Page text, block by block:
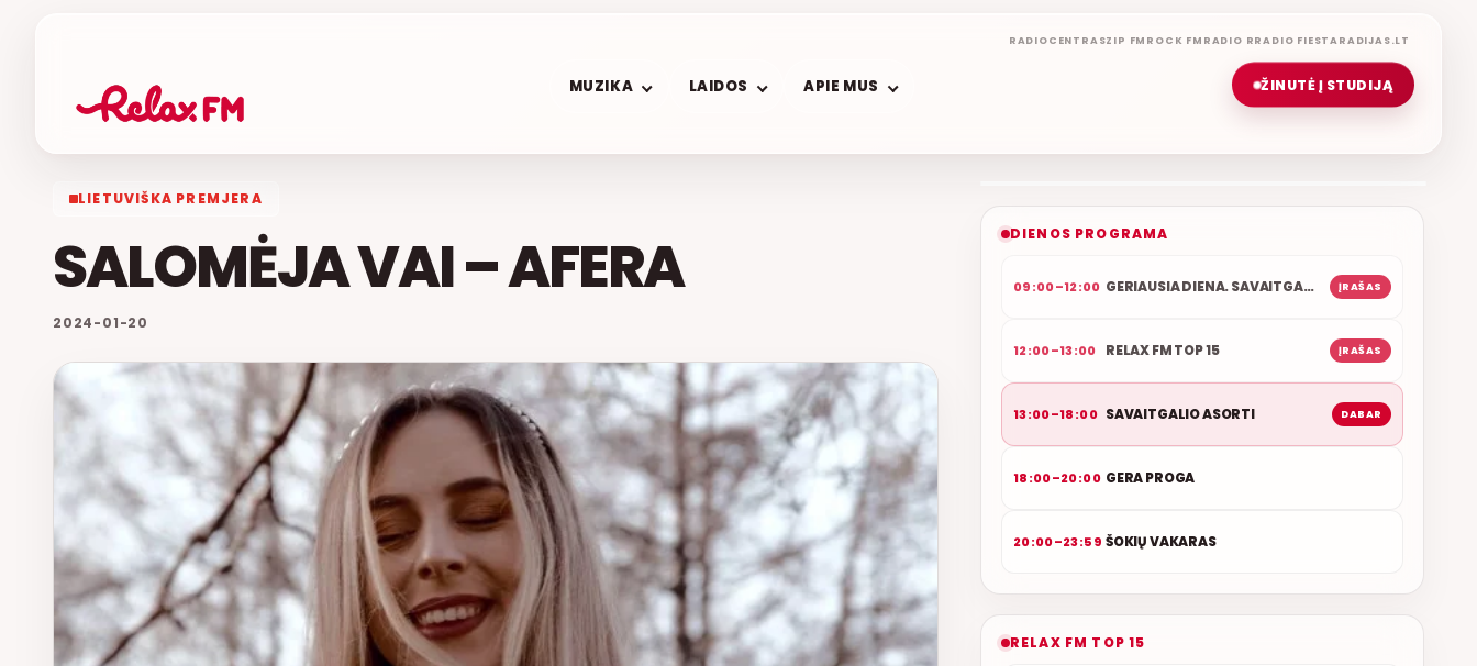
RADIOCENTRASZIP FM ROCK FM RADIO RRADIO FIESTARADIJAS.LT
ŽINUTĖ Į STUDIJĄ
MUZIKA LAIDOS APIE MUS
LIETUVIŠKA PREMJERA
SALOMĖJA VAI – AFERA
2024-01-20
ETERYJE
SAVAITGALIO ASORTI REMIGIJUS LUKOČIUS
DIENOS PROGRAMA
09:00–12:00 GERIAUSIA DIENA. SAVAITGALIS ĮRAŠAS
12:00–13:00 RELAX FM TOP 15 ĮRAŠAS
13:00–18:00 SAVAITGALIO ASORTI DABAR
18:00–20:00 GERA PROGA
20:00–23:59 ŠOKIŲ VAKARAS
RELAX FM TOP 15